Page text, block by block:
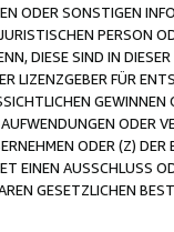
ODER SONSTIGEN
PERSON
DIESE SIND IN
LIZENZGEBER FÜR
ODER
ODER (Z)
EINEN AUSSCHLUSS
GESETZLICHEN